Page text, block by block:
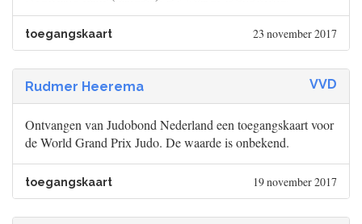
toegangskaart 23 november 2017
Rudmer Heerema VVD
Ontvangen van Judobond Nederland een toegangskaart voor
de World Grand Prix Judo. De waarde is onbekend.
toegangskaart 19 november 2017